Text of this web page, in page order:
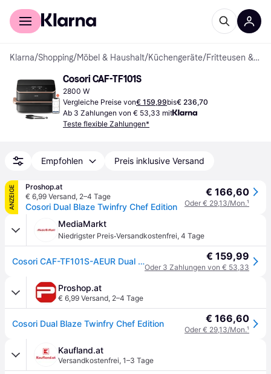
Für Shopper
Klarna/Shopping/Möbel & Haushalt/Küchengeräte/ Fritteusen & Heißluftfritteusen
Cosori CAF-TF101S
2800 W
Vergleiche Preise von€ 159,99bis€ 236,70
Ab 3 Zahlungen von € 53,33 mit
Teste flexible Zahlungen*
Empfohlen Preis inklusive Versand
ANZEIGE
Proshop.at
€ 6,99 Versand, 2–4 Tage
Cosori Dual Blaze Twinfry Chef Edition
€ 166,60
Oder € 29,13/Mon.¹
MediaMarkt
Niedrigster Preis·Versandkostenfrei, 4 Tage
Cosori CAF-TF101S-AEUR Dual Blaze Twin Fry Heißluftfritteuse mit Trenneinsatz (10 l, 2800 Watt, Schwarz/Kupfer) € 159,99
Oder 3 Zahlungen von € 53,33
Proshop.at
€ 6,99 Versand, 2–4 Tage
Cosori Dual Blaze Twinfry Chef Edition € 166,60
Oder € 29,13/Mon.¹
Kaufland.at
Versandkostenfrei, 1–3 Tage